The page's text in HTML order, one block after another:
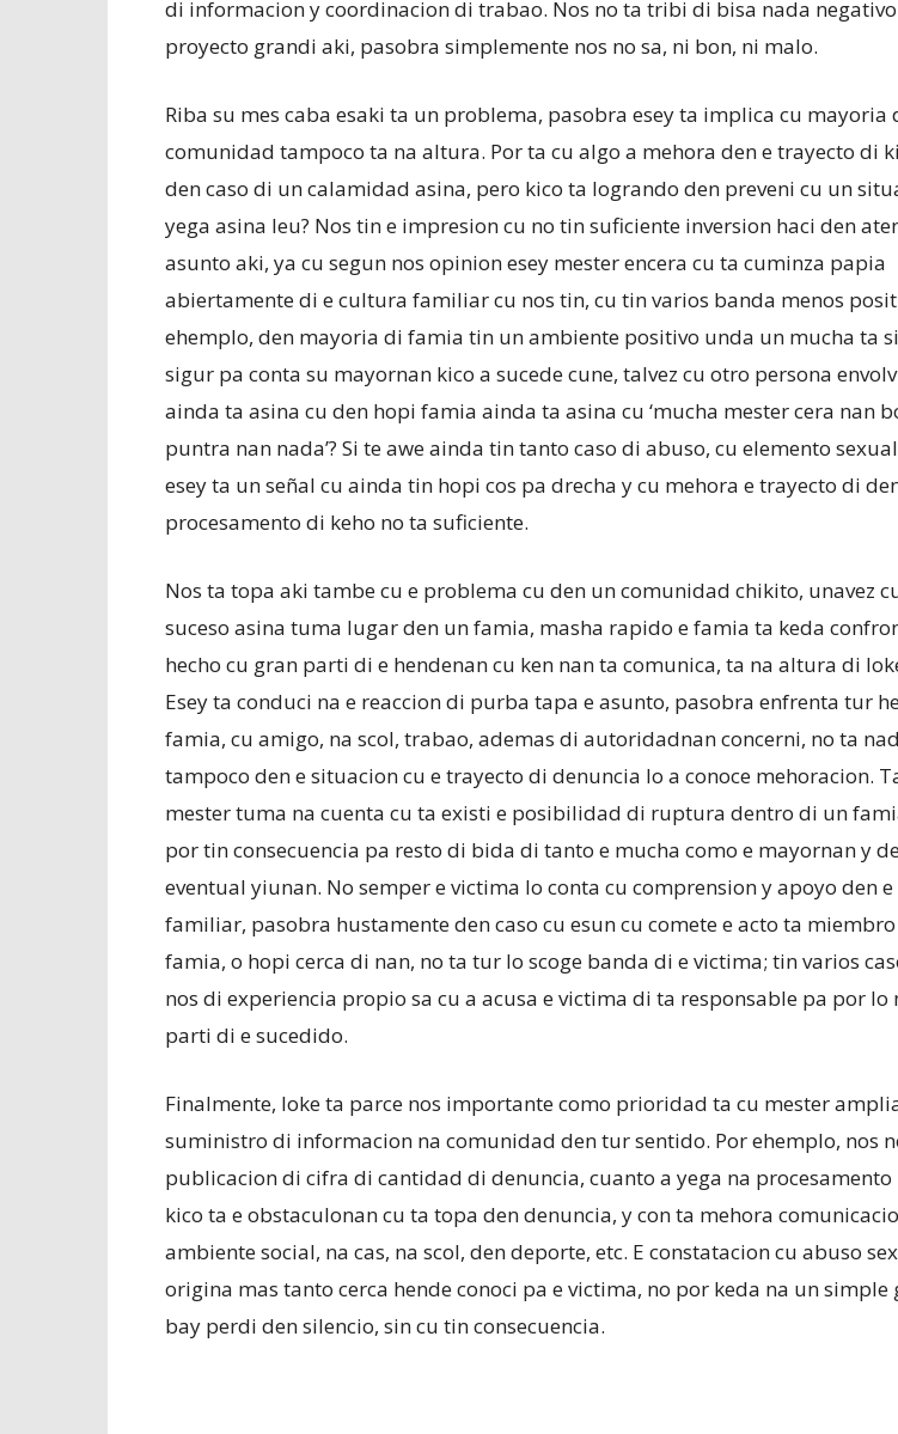
di informacion y coordinacion di trabao. Nos no ta tribi di bisa nada
proyecto grandi aki, pasobra simplemente nos no sa, ni bon, ni malo.
Riba su mes caba esaki ta un problema, pasobra esey ta implica cu mayoria
comunidad tampoco ta na altura. Por ta cu algo a mehora den e trayecto di
den caso di un calamidad asina, pero kico ta logrando den preveni cu un
yega asina leu? Nos tin e impresion cu no tin suficiente inversion haci den
asunto aki, ya cu segun nos opinion esey mester encera cu ta cuminza papia
abiertamente di e cultura familiar cu nos tin, cu tin varios banda menos
ehemplo, den mayoria di famia tin un ambiente positivo unda un mucha ta
sigur pa conta su mayornan kico a sucede cune, talvez cu otro persona
ainda ta asina cu den hopi famia ainda ta asina cu ‘mucha mester cera nan
puntra nan nada’? Si te awe ainda tin tanto caso di abuso, cu elemento
esey ta un señal cu ainda tin hopi cos pa drecha y cu mehora e trayecto di
procesamento di keho no ta suficiente.
Nos ta topa aki tambe cu e problema cu den un comunidad chikito, unavez
suceso asina tuma lugar den un famia, masha rapido e famia ta keda
hecho cu gran parti di e hendenan cu ken nan ta comunica, ta na altura di
Esey ta conduci na e reaccion di purba tapa e asunto, pasobra enfrenta tur
famia, cu amigo, na scol, trabao, ademas di autoridadnan concerni, no ta
tampoco den e situacion cu e trayecto di denuncia lo a conoce mehoracion.
mester tuma na cuenta cu ta existi e posibilidad di ruptura dentro di un
por tin consecuencia pa resto di bida di tanto e mucha como e mayornan y
eventual yiunan. No semper e victima lo conta cu comprension y apoyo den
familiar, pasobra hustamente den caso cu esun cu comete e acto ta
famia, o hopi cerca di nan, no ta tur lo scoge banda di e victima; tin varios
nos di experiencia propio sa cu a acusa e victima di ta responsable pa por lo
parti di e sucedido.
Finalmente, loke ta parce nos importante como prioridad ta cu mester
suministro di informacion na comunidad den tur sentido. Por ehemplo, nos
publicacion di cifra di cantidad di denuncia, cuanto a yega na procesamento
kico ta e obstaculonan cu ta topa den denuncia, y con ta mehora
ambiente social, na cas, na scol, den deporte, etc. E constatacion cu abuso
origina mas tanto cerca hende conoci pa e victima, no por keda na un simple
bay perdi den silencio, sin cu tin consecuencia.